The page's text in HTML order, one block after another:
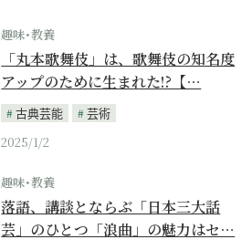
趣味･教養
「丸本歌舞伎」は、歌舞伎の知名度
アップのために生まれた!?【…
古典芸能
芸術
2025/1/2
趣味･教養
落語、講談とならぶ「日本三大話
芸」のひとつ「浪曲」の魅力はセ…